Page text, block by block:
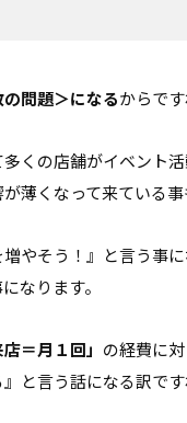
問題＞になるからで
くの店舗がイベント
薄くなって来ている事
やそう！』と言う事
なります。
店＝月１回」 の経費に
と言う話になる訳です